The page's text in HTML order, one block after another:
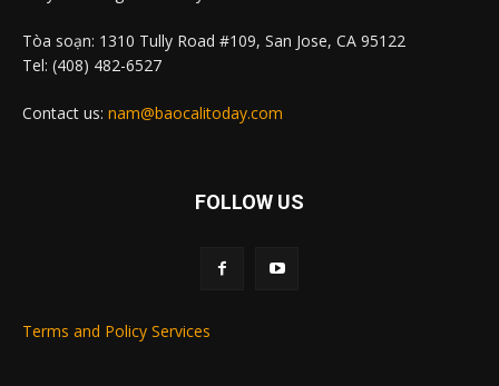
Tòa soạn: 1310 Tully Road #109, San Jose, CA 95122
Tel: (408) 482-6527
Contact us: nam@baocalitoday.com
FOLLOW US
Terms and Policy Services